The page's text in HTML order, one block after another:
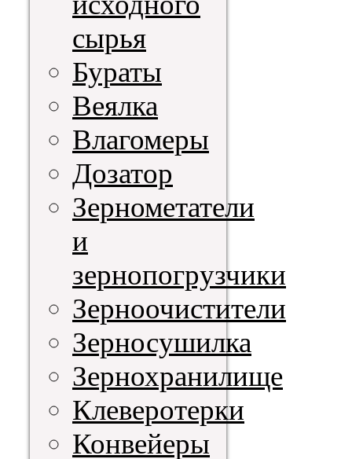
сырья
Бураты
Веялка
Влагомеры
Дозатор
Зернометатели
и
зернопогрузчики
Зерноочистители
Зерносушилка
Зернохранилище
Клеверотерки
Конвейеры